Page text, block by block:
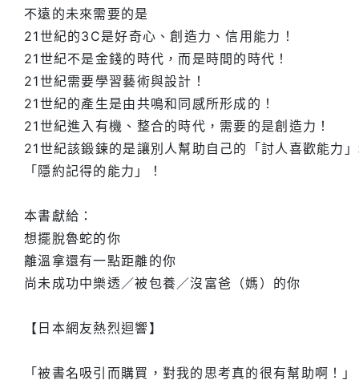
不遠的未來需要的是
21世紀的3C是好奇心、創造力、信用能力！
21世紀不是金錢的時代，而是時間的時代！
21世紀需要學習藝術與設計！
21世紀的產生是由共鳴和同感所形成的！
21世紀進入有機、整合的時代，需要的是創造力！
21世紀該鍛鍊的是讓別人幫助自己的「討人喜歡能力
「隱約記得的能力」！
本書獻給：
想擺脫魯蛇的你
離溫拿還有一點距離的你
尚未成功中樂透／被包養／沒富爸（媽）的你
【日本網友熱烈迴響】
「被書名吸引而購買，對我的思考真的很有幫助啊！」